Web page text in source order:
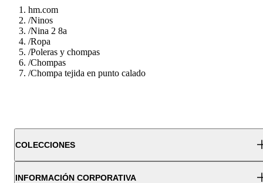
hm.com
/Ninos
/Nina 2 8a
/Ropa
/Poleras y chompas
/Chompas
/Chompa tejida en punto calado
COLECCIONES
INFORMACIÓN CORPORATIVA